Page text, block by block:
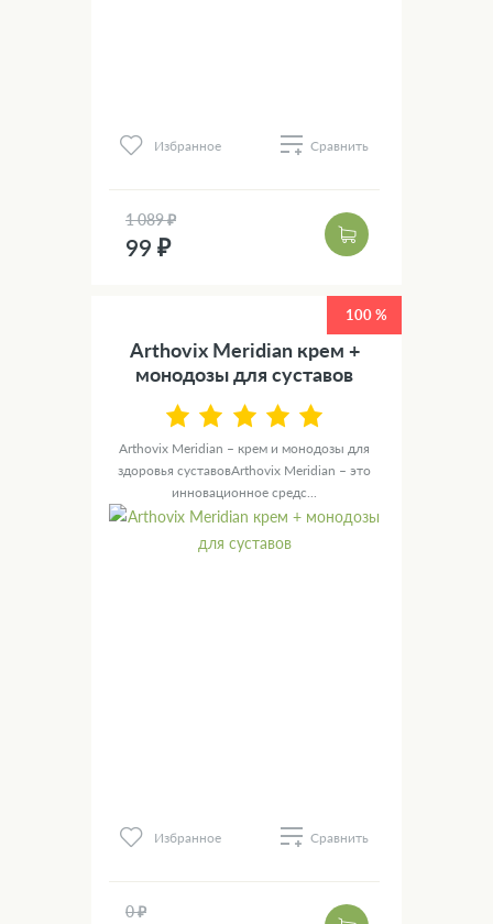
Избранное Сравнить
1 089 ₽
99 ₽
100 %
Arthovix Meridian крем +
монодозы для суставов
Arthovix Meridian – крем и монодозы для
здоровья суставовArthovix Meridian – это
инновационное средс...
Избранное Сравнить
0 ₽